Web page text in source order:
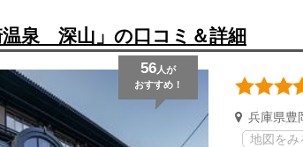
温泉 深山」の口コミ＆詳細
56 人が
おすすめ！
兵庫県豊
地図をみ